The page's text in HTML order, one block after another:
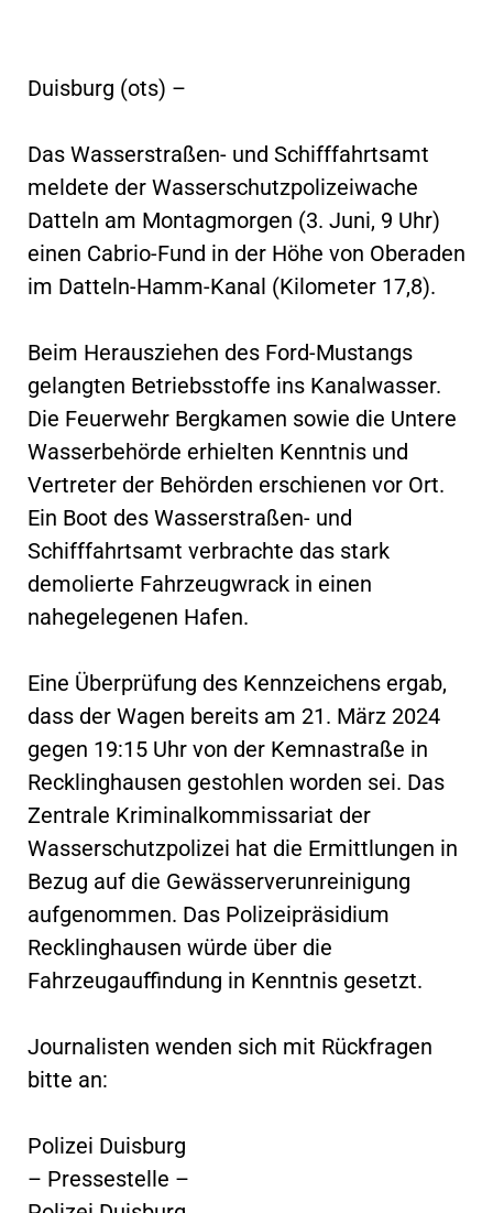
Duisburg (ots) –
Das Wasserstraßen- und Schifffahrtsamt
meldete der Wasserschutzpolizeiwache
Datteln am Montagmorgen (3. Juni, 9 Uhr)
einen Cabrio-Fund in der Höhe von Oberaden
im Datteln-Hamm-Kanal (Kilometer 17,8).
Beim Herausziehen des Ford-Mustangs
gelangten Betriebsstoffe ins Kanalwasser.
Die Feuerwehr Bergkamen sowie die Untere
Wasserbehörde erhielten Kenntnis und
Vertreter der Behörden erschienen vor Ort.
Ein Boot des Wasserstraßen- und
Schifffahrtsamt verbrachte das stark
demolierte Fahrzeugwrack in einen
nahegelegenen Hafen.
Eine Überprüfung des Kennzeichens ergab,
dass der Wagen bereits am 21. März 2024
gegen 19:15 Uhr von der Kemnastraße in
Recklinghausen gestohlen worden sei. Das
Zentrale Kriminalkommissariat der
Wasserschutzpolizei hat die Ermittlungen in
Bezug auf die Gewässerverunreinigung
aufgenommen. Das Polizeipräsidium
Recklinghausen würde über die
Fahrzeugauffindung in Kenntnis gesetzt.
Journalisten wenden sich mit Rückfragen
bitte an:
Polizei Duisburg
– Pressestelle –